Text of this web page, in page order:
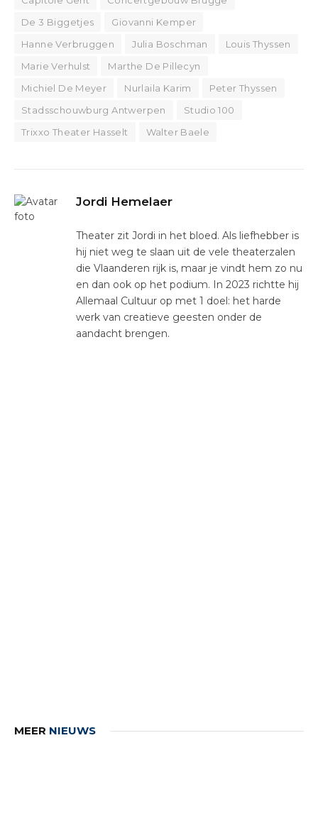
De 3 Biggetjes
Giovanni Kemper
Hanne Verbruggen
Julia Boschman
Louis Thyssen
Marie Verhulst
Marthe De Pillecyn
Michiel De Meyer
Nurlaila Karim
Peter Thyssen
Stadsschouwburg Antwerpen
Studio 100
Trixxo Theater Hasselt
Walter Baele
Jordi Hemelaer
Theater zit Jordi in het bloed. Als liefhebber is
hij niet weg te slaan uit de vele theaterzalen
die Vlaanderen rijk is, maar je vindt hem zo nu
en dan ook op het podium. In 2023 richtte hij
Allemaal Cultuur op met 1 doel: het harde
werk van creatieve geesten onder de
aandacht brengen.
MEER NIEUWS